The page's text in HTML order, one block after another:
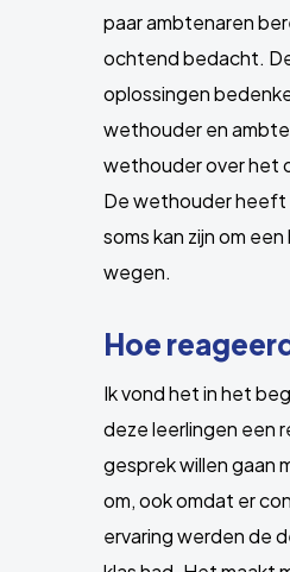
paar ambtenaren
ochtend bedacht.
oplossingen
wethouder en
wethouder over het
De wethouder heeft
soms kan zijn om
wegen.
Hoe
Ik vond het in het
deze leerlingen een
gesprek willen gaan
om, ook omdat er
ervaring werden de